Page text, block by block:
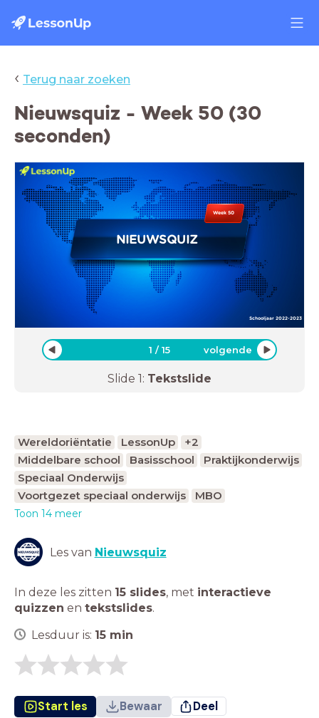
‹ Terug naar zoeken
Nieuwsquiz - Week 50 (30
seconden)
NIEUWSQUIZ
Week 50
Schooljaar 2022-2023
1 /15 volgende
Slide 1: Tekstslide
Wereldoriëntatie LessonUp
+2
Middelbare school
Basisschool
Praktijkonderwijs
Speciaal Onderwijs
Voortgezet speciaal onderwijs
MBO
Toon 14 meer
Les van Nieuwsquiz
In deze les zitten 15 slides, met interactieve
quizzen en tekstslides.
Lesduur is: 15 min
Start les Bewaar Deel